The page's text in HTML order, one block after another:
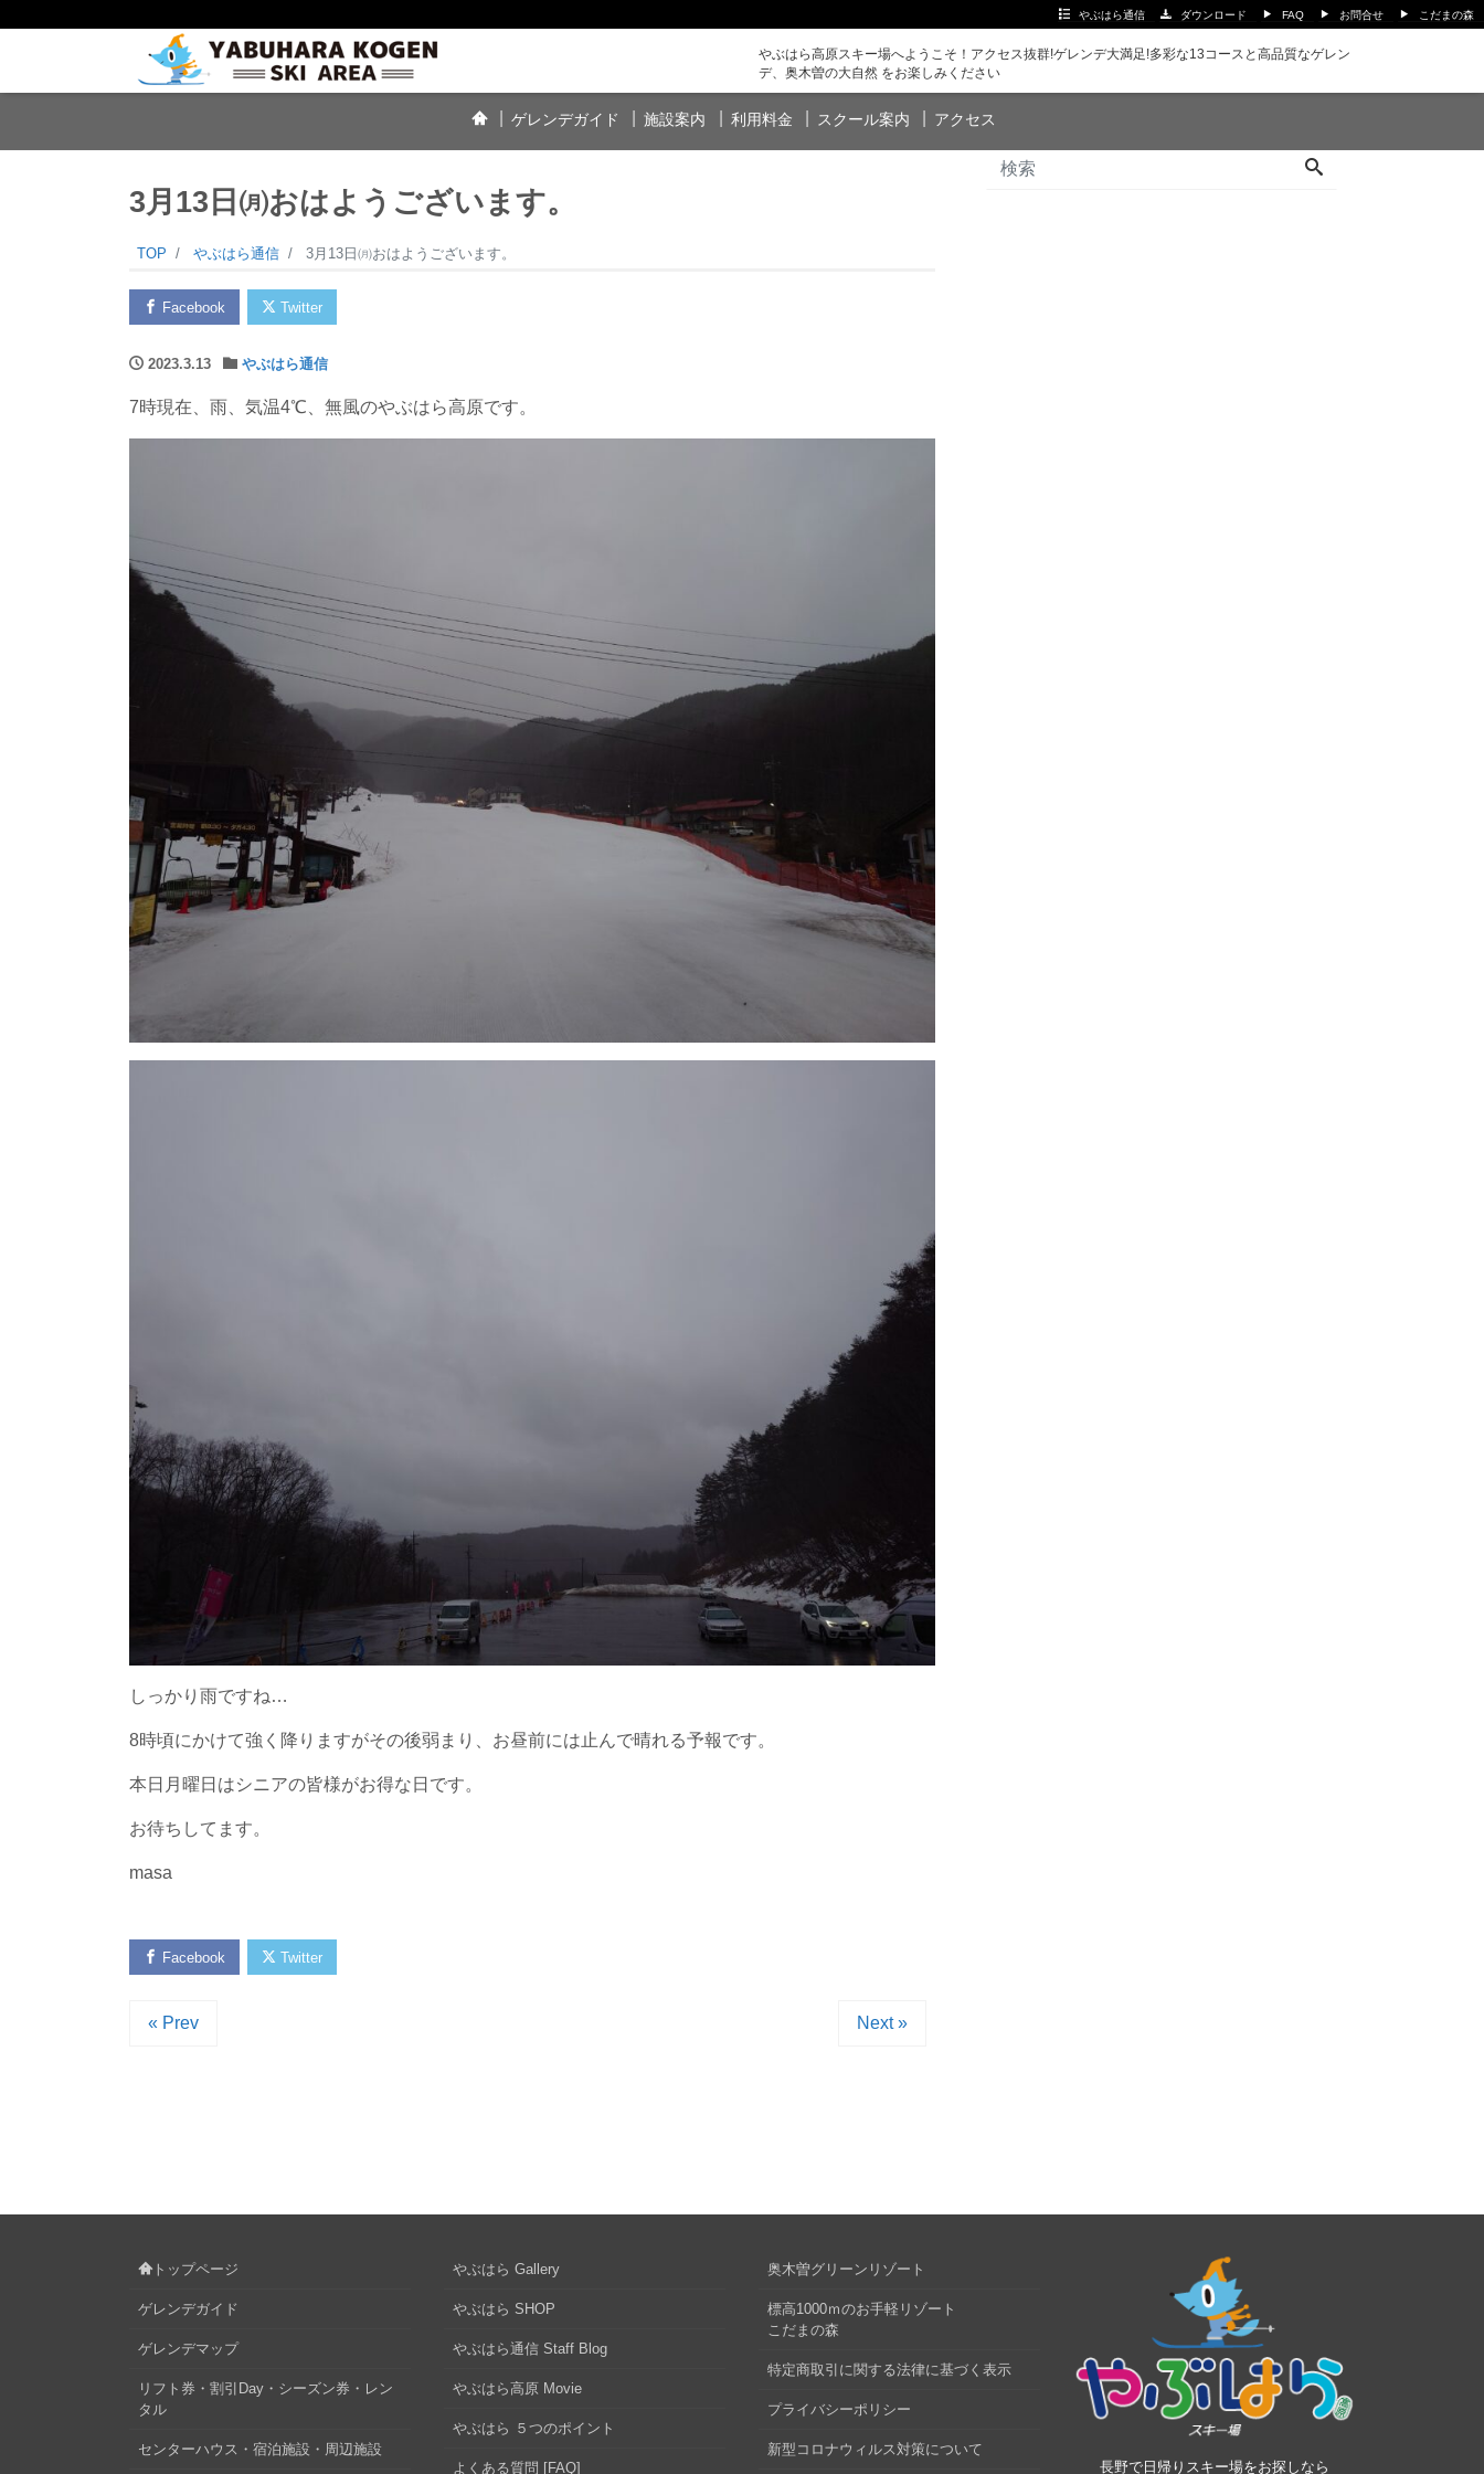
やぶはら通信 ダウンロード FAQ お問合せ こだまの森
やぶはら高原スキー場へようこそ！アクセス抜群!ゲレンデ大満足!多彩な13コースと高品質なゲレン
デ、奥木曽の大自然 をお楽しみください
ゲレンデガイド 施設案内 利用料金 スクール案内 アクセス
3月13日㈪おはようございます。
TOP やぶはら通信 3月13日㈪おはようございます。
Facebook Twitter
2023.3.13 やぶはら通信
7時現在、雨、気温4℃、無風のやぶはら高原です。
しっかり雨ですね…
8時頃にかけて強く降りますがその後弱まり、お昼前には止んで晴れる予報です。
本日月曜日はシニアの皆様がお得な日です。
お待ちしてます。
masa
Facebook Twitter
« Prev Next »
トップページ
ゲレンデガイド
ゲレンデマップ
リフト券・割引Day・シーズン券・レン
タル
センターハウス・宿泊施設・周辺施設
やぶはら Gallery
やぶはら SHOP
やぶはら通信 Staff Blog
やぶはら高原 Movie
やぶはら ５つのポイント
よくある質問 [FAQ]
奥木曽グリーンリゾート
標高1000ｍのお手軽リゾート
こだまの森
特定商取引に関する法律に基づく表示
プライバシーポリシー
新型コロナウィルス対策について
長野で日帰りスキー場をお探しなら